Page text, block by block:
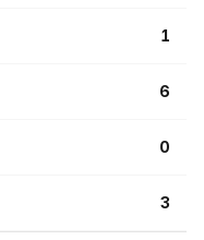
1
6
0
3